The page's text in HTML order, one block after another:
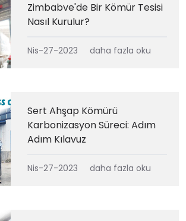
Zimbabve'de Bir Kömür Tesisi
Nasıl Kurulur?
Nis-27-2023 daha fazla oku
Sert Ahşap Kömürü
Karbonizasyon Süreci: Adım
Adım Kılavuz
Nis-27-2023 daha fazla oku